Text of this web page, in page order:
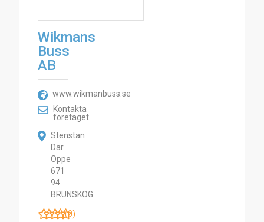
Wikmans
Buss
AB
www.wikmanbuss.se
Kontakta
företaget
Stenstan
Där
Oppe
671
94
BRUNSKOG
(0)